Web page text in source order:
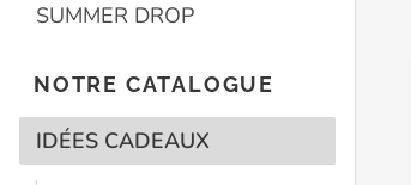
SUMMER DROP
NOTRE CATALOGUE
IDÉES CADEAUX